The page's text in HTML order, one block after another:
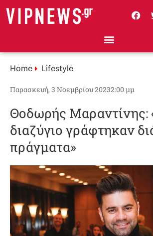
Home Lifestyle
Παρασκευή, 3 Νοεμβρίου 20232:00 μμ
Θοδωρής Μαραντίνης:
διαζύγιο γράφτηκαν
πράγματα»